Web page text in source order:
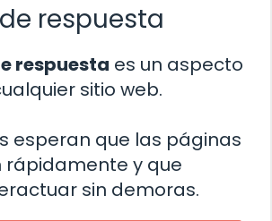
respuesta
respuesta es un aspecto
sitio web.
esperan que las páginas
rápidamente y que
sin demoras.